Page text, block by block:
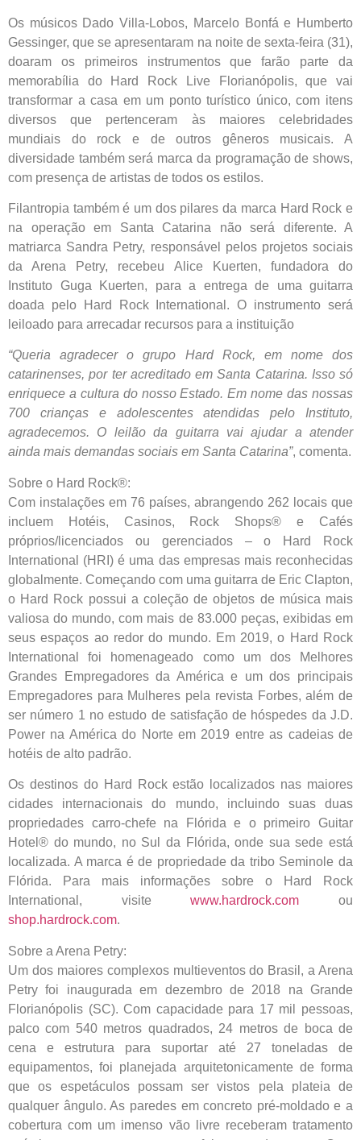
Os músicos Dado Villa-Lobos, Marcelo Bonfá e Humberto
Gessinger, que se apresentaram na noite de sexta-feira (31),
doaram os primeiros instrumentos que farão parte da
memorabília do Hard Rock Live Florianópolis, que vai
transformar a casa em um ponto turístico único, com itens
diversos que pertenceram às maiores celebridades
mundiais do rock e de outros gêneros musicais. A
diversidade também será marca da programação de shows,
com presença de artistas de todos os estilos.
Filantropia também é um dos pilares da marca Hard Rock e
na operação em Santa Catarina não será diferente. A
matriarca Sandra Petry, responsável pelos projetos sociais
da Arena Petry, recebeu Alice Kuerten, fundadora do
Instituto Guga Kuerten, para a entrega de uma guitarra
doada pelo Hard Rock International. O instrumento será
leiloado para arrecadar recursos para a instituição
“Queria agradecer o grupo Hard Rock, em nome dos
catarinenses, por ter acreditado em Santa Catarina. Isso só
enriquece a cultura do nosso Estado. Em nome das nossas
700 crianças e adolescentes atendidas pelo Instituto,
agradecemos. O leilão da guitarra vai ajudar a atender
ainda mais demandas sociais em Santa Catarina”, comenta.
Sobre o Hard Rock®:
Com instalações em 76 países, abrangendo 262 locais que
incluem Hotéis, Casinos, Rock Shops® e Cafés
próprios/licenciados ou gerenciados – o Hard Rock
International (HRI) é uma das empresas mais reconhecidas
globalmente. Começando com uma guitarra de Eric Clapton,
o Hard Rock possui a coleção de objetos de música mais
valiosa do mundo, com mais de 83.000 peças, exibidas em
seus espaços ao redor do mundo. Em 2019, o Hard Rock
International foi homenageado como um dos Melhores
Grandes Empregadores da América e um dos principais
Empregadores para Mulheres pela revista Forbes, além de
ser número 1 no estudo de satisfação de hóspedes da J.D.
Power na América do Norte em 2019 entre as cadeias de
hotéis de alto padrão.
Os destinos do Hard Rock estão localizados nas maiores
cidades internacionais do mundo, incluindo suas duas
propriedades carro-chefe na Flórida e o primeiro Guitar
Hotel® do mundo, no Sul da Flórida, onde sua sede está
localizada. A marca é de propriedade da tribo Seminole da
Flórida. Para mais informações sobre o Hard Rock
International, visitewww.hardrock.com ou
shop.hardrock.com.
Sobre a Arena Petry:
Um dos maiores complexos multieventos do Brasil, a Arena
Petry foi inaugurada em dezembro de 2018 na Grande
Florianópolis (SC). Com capacidade para 17 mil pessoas,
palco com 540 metros quadrados, 24 metros de boca de
cena e estrutura para suportar até 27 toneladas de
equipamentos, foi planejada arquitetonicamente de forma
que os espetáculos possam ser vistos pela plateia de
qualquer ângulo. As paredes em concreto pré-moldado e a
cobertura com um imenso vão livre receberam tratamento